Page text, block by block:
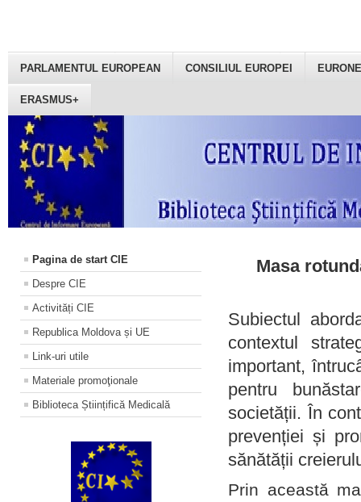
PARLAMENTUL EUROPEAN CONSILIUL EUROPEI
ERASMUS+
Pagina de start CIE
Despre CIE
Activități CIE
Republica Moldova și UE
Link-uri utile
Materiale promoţionale
Biblioteca Științifică Medicală
Masa
Subiectul
contextul
important,
pentru
societății. În
prevenției și
sănătății
Prin această